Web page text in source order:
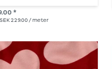
*
SEK 229.00 / meter